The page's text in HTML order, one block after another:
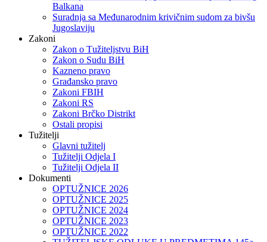
Balkana
Suradnja sa Međunarodnim krivičnim sudom za bivšu
Jugoslaviju
Zakoni
Zakon o Тužiteljstvu BiH
Zakon o Sudu BiH
Kazneno pravo
Građansko pravo
Zakoni FBIH
Zakoni RS
Zakoni Brčko Distrikt
Ostali propisi
Tužitelji
Glavni tužitelj
Tužitelji Odjela I
Tužitelji Odjela II
Dokumenti
OPTUŽNICE 2026
OPTUŽNICE 2025
OPTUŽNICE 2024
OPTUŽNICE 2023
OPTUŽNICE 2022